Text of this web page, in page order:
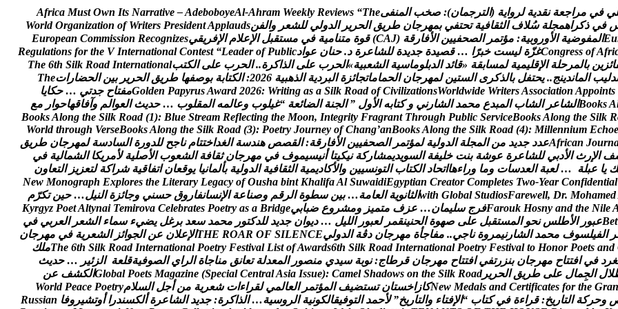
لي في مراجعة نقدية لر واية (الترجمان)
: صخب المنفى Africa Must Own Its Narrative –AdeboboyeAl-Ahram Weekly Reviews “The
في ذكراهمجلة سلف الثقافية تحتفي بمهرجان طريق الحرير الدولي للشعر والفن World Organization of Writers PresidentApplauds
Eu المفوضية الور وبية: مؤتمر الصحفيين الفارقة (
CAJ
) قوة متنامية في مستقبل العلم الفريقي European Commission Recognizes
Congress ofAfri غزة ليست خبرا … قصيدة جديدة للشاعرة د. حنان عواد Regulations for the V International Contest “Leader of Public
ائزين بالمرحلة القليمية لمسابقة «قائد الدبلوماسية الشعبية»الحرب على الذاكرة.
. الحرب على الكتب The 6th Silk Road International
دليب الماندينج.
. يحتفل بالذكرى الستين لمهرجان الحماماتجائزة البردية الذهبية 2026
: الكتابة بوصفها طريق الحرير بين الحضارات The
Golden PapyrusAward 2026: Writing as a Silk Road of CivilizationsWorldwide WritersAssociation Appoints مفتاح جدتي … حكايا
BooksA الشاعر الشاب المبدع محمد الشارني و كتابه الول ” الجنة الضائعة “غيلوب وعالمه المقلوب … حديث العوالم وآفاقهاحوار مع
BooksAlong the Silk Road (1): Blue Stream Reflecting the Moon, Integrity Fragrant Through Public ServiceBooksAlong the Silk R
World through VerseBooksAlong the Silk Road (3): Poetry Journey of Chang’anBooksAlong the Silk Road (4): Millennium Echoe
African Journ عدد جديد من المجلة الدولية لمؤتمر الصحفيين الفارقة: القصص هندسة الغداختتام ناجح للدورة السادسة لمهرجان طريق
ف الرث الدبي للشاعرة عوشة بنت خليفة السويديمشاركة نيكيتا أنيسيموف في مهرجان ثقافة الشعوب الصلية لمريكا الشمالية في
ك يا عبلة … لعبة العدسات وما وراءهااتحاد الكتاب التونسيين والكاديمية الثقافية الدولية بألمانيا يوقعان اتفاقية شراكة لتعزيز التعاون
New Monograph Explores the Literary Legacy of Ousha bint KhalifaAl SuwaidiEgyptian Creator Completes Two-Year Confidential
with Global StudiosFarewell, Dr. Mohamed الثانوية العامة… بين سطوة الرقم وصناعة النسانفار وق حسني وجائزة النيل… حين تكرم
Farouk Hosny and the NileA فرج سليمان… عزف متميز ومشر وع ضبابي Kyrgyz PoetAltynai Temirova Celebrates Poetry as a Bridge
Bet عبور الطلس نحو المستقبل على صهوة الحنينقمر لعبور الليل … ديوان جديد للدكتور محمد سعد برغل يضيء سماء الشعر العربي في
ر الفيلسوف محمد الشارنيمر وة ناجي.
. مفاجأة مهرجان دڨة الدولي THE ROAR OF SILENCE العلن عن الجوائز الشعرية في مهرجان
The 6th Silk Road International Poetry Festival List ofAwards6th Silk Road International Poetry Festival to Honor Poets and ملك
غرد في افتتاح مهرجان بنزرتفي افتتاح مهرجان قرطاج: نوبة سيدي منصور المعدلة تعانق مناجاة الراي الصوفيةقلعة الزئير … حديث
لل الجمال على طريق الحرير Global Poets Magazine (Special CentralAsia Issue): Camel Shadows on the Silk Road الكشف عن
New Medals and Certificates for the Gran كازاخستان تستضيف المؤتمر العالمي لقراءات شعرية من أجل السلم World Peace Poetry
وحركة التاريخ: قراءة في كتاب “الفتاء والتاريخ” لحمد التوفيقالكونية الر وسية… الذاكرة: جديد الشاعرة ألكسندرا أوتشير وفا Russian